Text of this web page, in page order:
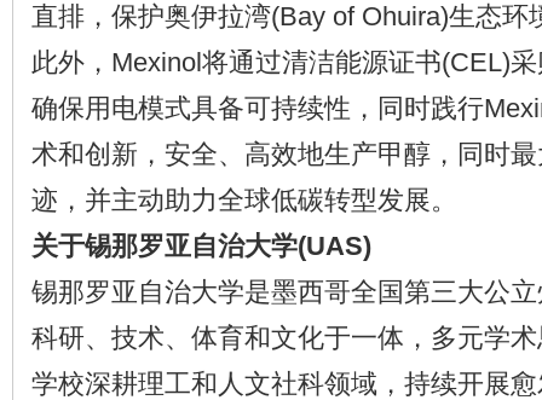
直排，保护奥伊拉湾(Bay of Ohuira)生态环
此外，Mexinol将通过清洁能源证书(CEL)
确保用电模式具备可持续性，同时践行
术和创新，安全、高效地生产甲醇，同时
迹，并主动助力全球低碳转型发展。
关于锡那罗亚自治大学(UAS)
锡那罗亚自治大学是墨西哥全国第三大公
科研、技术、体育和文化于一体，多元学
学校深耕理工和人文社科领域，持续开展